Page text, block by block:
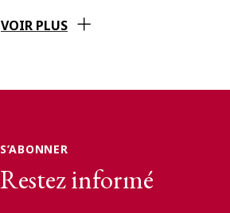
VOIR PLUS
S’ABONNER
Restez informé